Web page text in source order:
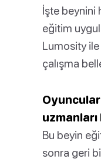
İşte beynini
eğitim
Lumosity
çalışma
Bu beyin
sonra geri